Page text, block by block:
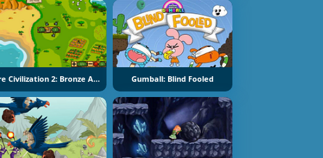
Pre Civilization 2: Bronze Age Gumball: Blind Fooled